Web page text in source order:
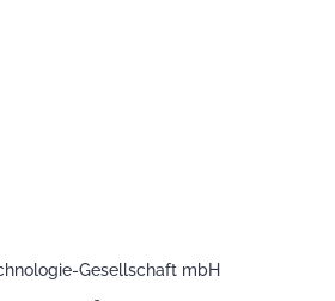
Gesellschaft mbH